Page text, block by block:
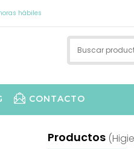
hábiles
CONTACTO
Productos